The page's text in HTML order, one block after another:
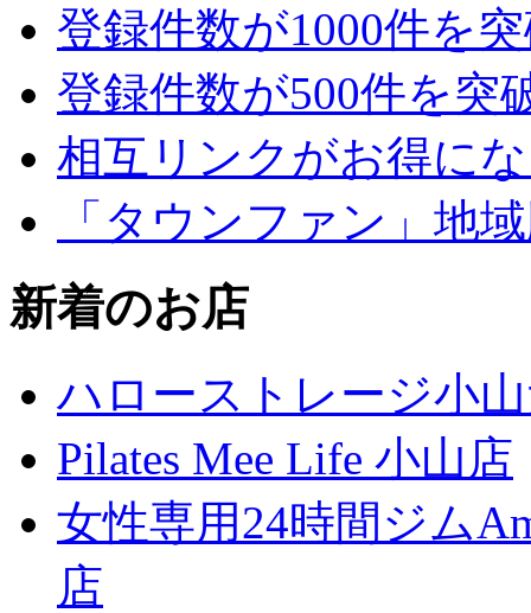
登録件数が1000件を
登録件数が500件を突
相互リンクがお得に
「タウンファン」地
新着のお店
ハローストレージ小
Pilates Mee Life 小山店
女性専用24時間ジム
店